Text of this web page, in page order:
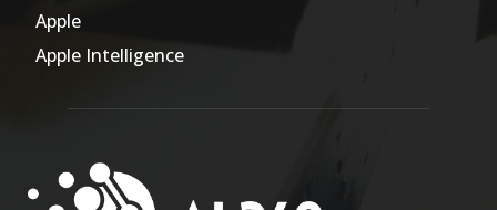
Apple
Apple Intelligence